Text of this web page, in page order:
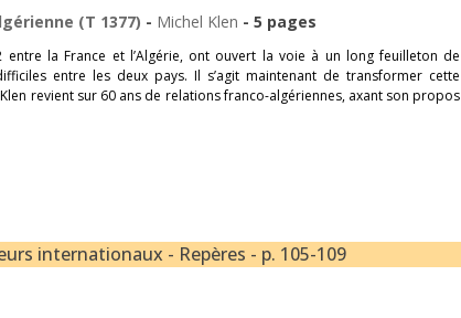
(T 1377) - Michel Klen - 5 pages
entre la France et l’Algérie, ont ouvert la voie à un long feuilleton de
entre les deux pays. Il s’agit maintenant de transformer cette
revient sur 60 ans de relations franco-algériennes, axant son propos
internationaux - Repères - p. 105-109